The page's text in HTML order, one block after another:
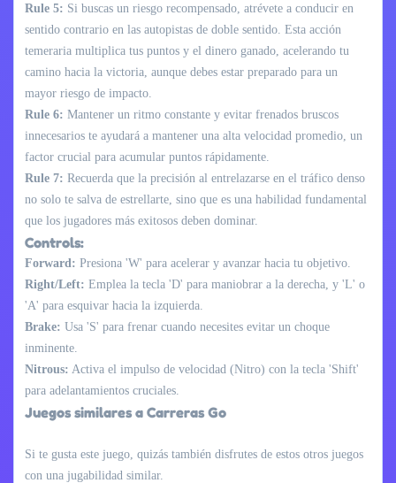
Rule 5: Si buscas un riesgo recompensado, atrévete a conducir en
sentido contrario en las autopistas de doble sentido. Esta acción
temeraria multiplica tus puntos y el dinero ganado, acelerando tu
camino hacia la victoria, aunque debes estar preparado para un
mayor riesgo de impacto.
Rule 6: Mantener un ritmo constante y evitar frenados bruscos
innecesarios te ayudará a mantener una alta velocidad promedio, un
factor crucial para acumular puntos rápidamente.
Rule 7: Recuerda que la precisión al entrelazarse en el tráfico denso
no solo te salva de estrellarte, sino que es una habilidad fundamental
que los jugadores más exitosos deben dominar.
Controls:
Forward: Presiona 'W' para acelerar y avanzar hacia tu objetivo.
Right/Left: Emplea la tecla 'D' para maniobrar a la derecha, y 'L' o
'A' para esquivar hacia la izquierda.
Brake: Usa 'S' para frenar cuando necesites evitar un choque
inminente.
Nitrous: Activa el impulso de velocidad (Nitro) con la tecla 'Shift'
para adelantamientos cruciales.
Juegos similares a Carreras Go
Si te gusta este juego, quizás también disfrutes de estos otros juegos
con una jugabilidad similar.